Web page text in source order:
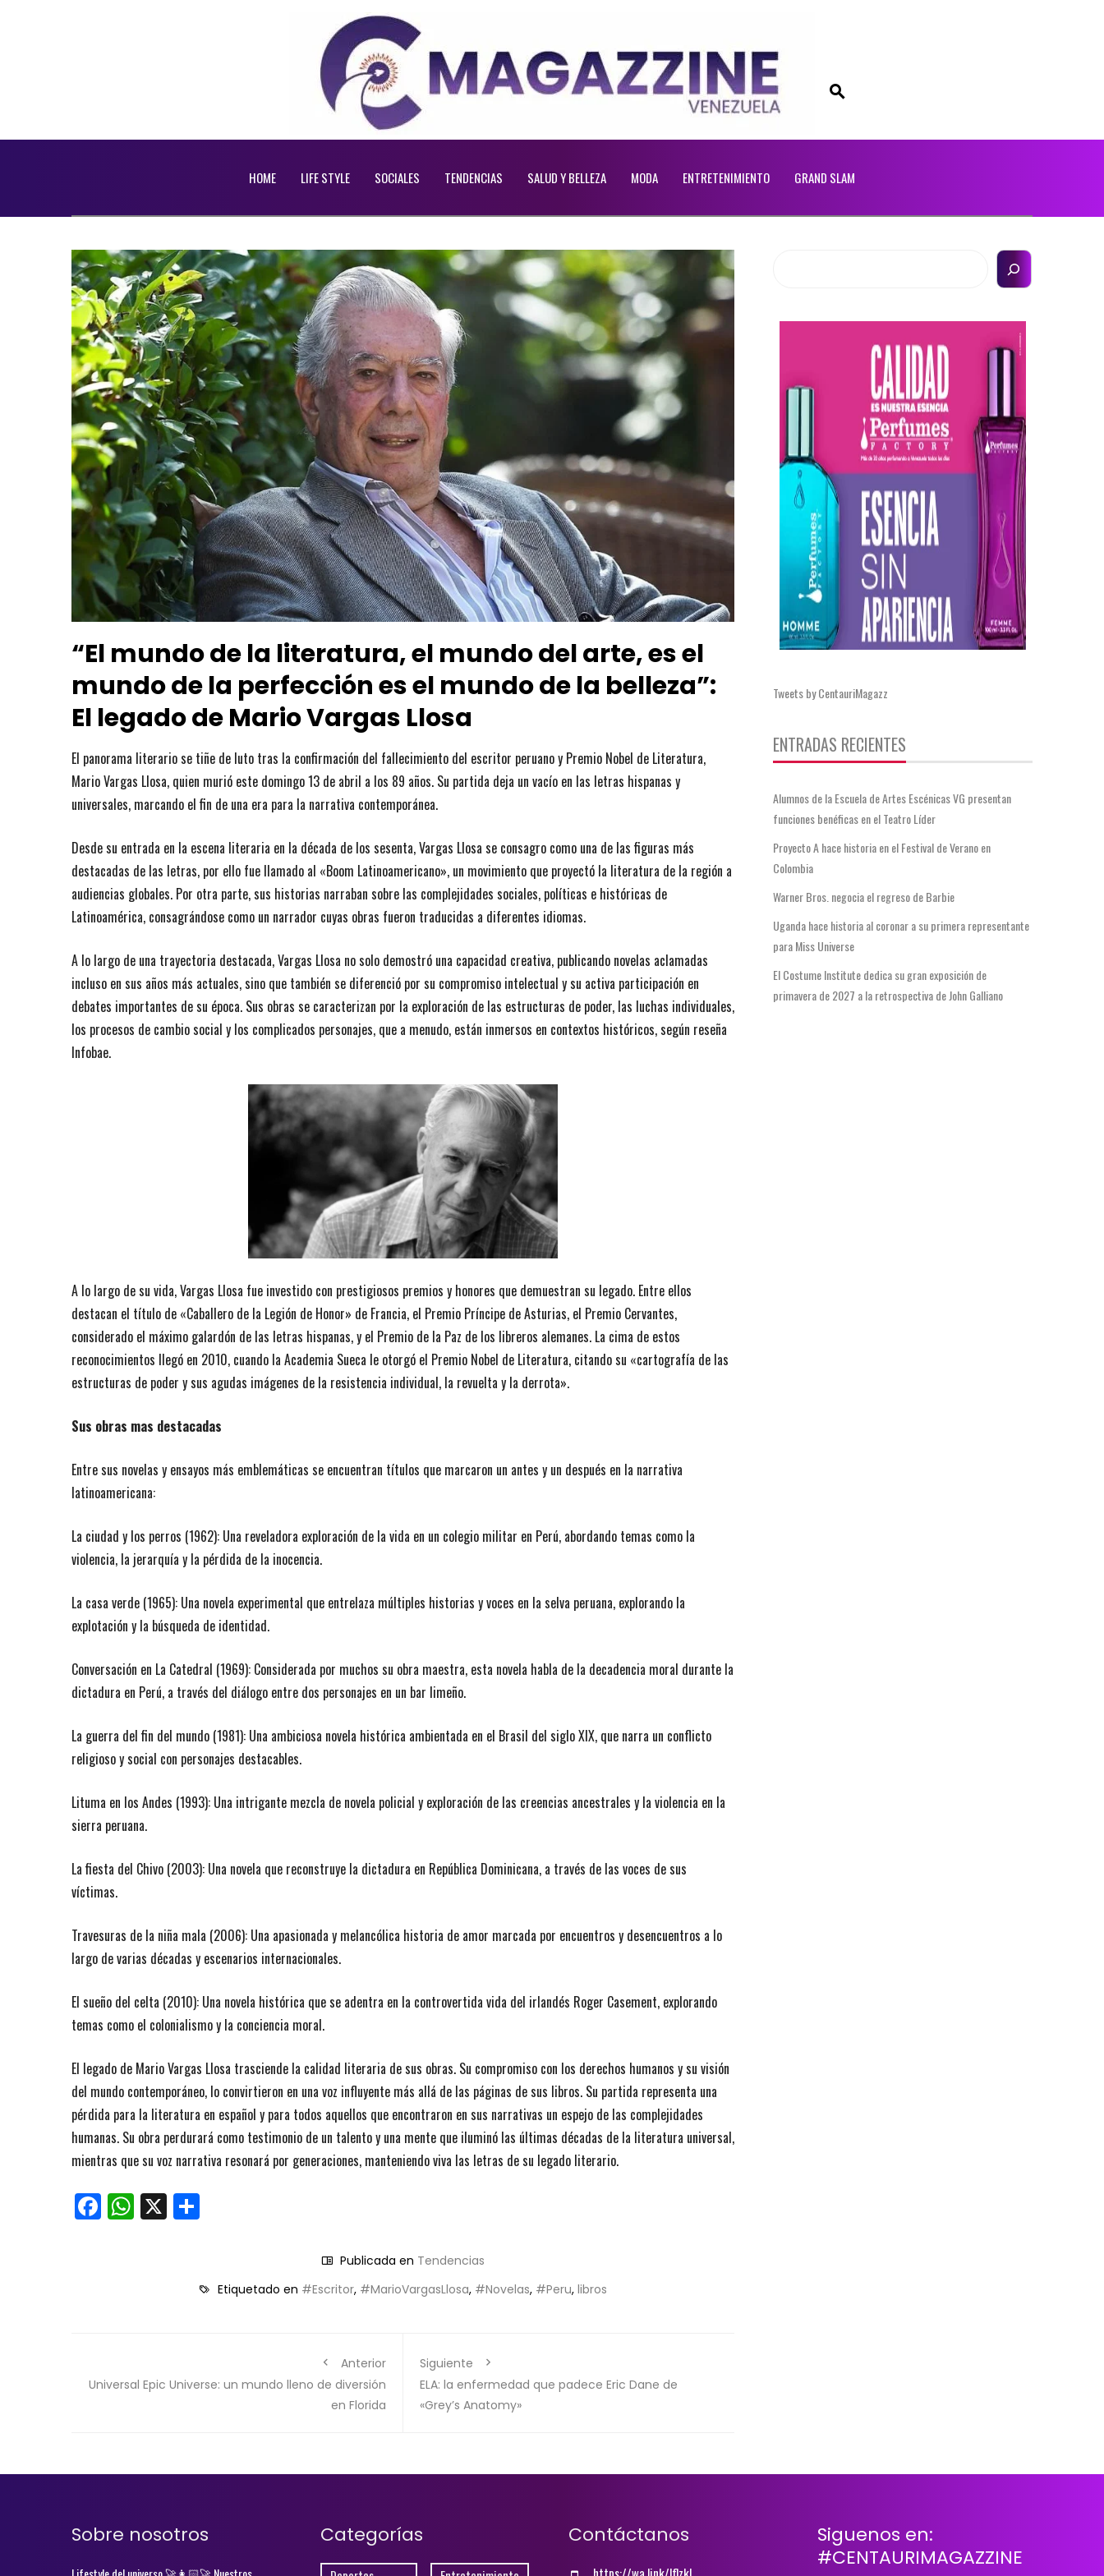
HOME LIFE STYLE SOCIALES TENDENCIAS SALUD Y BELLEZA MODA ENTRETENIMIENTO GRAND SLAM
“El mundo de la literatura, el mundo del arte, es el
mundo de la perfección es el mundo de la belleza”:
El legado de Mario Vargas Llosa
El panorama literario se tiñe de luto tras la confirmación del fallecimiento del escritor peruano y Premio Nobel de Literatura,
Mario Vargas Llosa, quien murió este domingo 13 de abril a los 89 años. Su partida deja un vacío en las letras hispanas y
universales, marcando el fin de una era para la narrativa contemporánea.
Desde su entrada en la escena literaria en la década de los sesenta, Vargas Llosa se consagro como una de las figuras más
destacadas de las letras, por ello fue llamado al «Boom Latinoamericano», un movimiento que proyectó la literatura de la región a
audiencias globales. Por otra parte, sus historias narraban sobre las complejidades sociales, políticas e históricas de
Latinoamérica, consagrándose como un narrador cuyas obras fueron traducidas a diferentes idiomas.
A lo largo de una trayectoria destacada, Vargas Llosa no solo demostró una capacidad creativa, publicando novelas aclamadas
incluso en sus años más actuales, sino que también se diferenció por su compromiso intelectual y su activa participación en
debates importantes de su época. Sus obras se caracterizan por la exploración de las estructuras de poder, las luchas individuales,
los procesos de cambio social y los complicados personajes, que a menudo, están inmersos en contextos históricos, según reseña
Infobae.
A lo largo de su vida, Vargas Llosa fue investido con prestigiosos premios y honores que demuestran su legado. Entre ellos
destacan el título de «Caballero de la Legión de Honor» de Francia, el Premio Príncipe de Asturias, el Premio Cervantes,
considerado el máximo galardón de las letras hispanas, y el Premio de la Paz de los libreros alemanes. La cima de estos
reconocimientos llegó en 2010, cuando la Academia Sueca le otorgó el Premio Nobel de Literatura, citando su «cartografía de las
estructuras de poder y sus agudas imágenes de la resistencia individual, la revuelta y la derrota».
Sus obras mas destacadas
Entre sus novelas y ensayos más emblemáticas se encuentran títulos que marcaron un antes y un después en la narrativa
latinoamericana:
La ciudad y los perros (1962): Una reveladora exploración de la vida en un colegio militar en Perú, abordando temas como la
violencia, la jerarquía y la pérdida de la inocencia.
La casa verde (1965): Una novela experimental que entrelaza múltiples historias y voces en la selva peruana, explorando la
explotación y la búsqueda de identidad.
Conversación en La Catedral (1969): Considerada por muchos su obra maestra, esta novela habla de la decadencia moral durante la
dictadura en Perú, a través del diálogo entre dos personajes en un bar limeño.
La guerra del fin del mundo (1981): Una ambiciosa novela histórica ambientada en el Brasil del siglo XIX, que narra un conflicto
religioso y social con personajes destacables.
Lituma en los Andes (1993): Una intrigante mezcla de novela policial y exploración de las creencias ancestrales y la violencia en la
sierra peruana.
La fiesta del Chivo (2003): Una novela que reconstruye la dictadura en República Dominicana, a través de las voces de sus
víctimas.
Travesuras de la niña mala (2006): Una apasionada y melancólica historia de amor marcada por encuentros y desencuentros a lo
largo de varias décadas y escenarios internacionales.
El sueño del celta (2010): Una novela histórica que se adentra en la controvertida vida del irlandés Roger Casement, explorando
temas como el colonialismo y la conciencia moral.
El legado de Mario Vargas Llosa trasciende la calidad literaria de sus obras. Su compromiso con los derechos humanos y su visión
del mundo contemporáneo, lo convirtieron en una voz influyente más allá de las páginas de sus libros. Su partida representa una
pérdida para la literatura en español y para todos aquellos que encontraron en sus narrativas un espejo de las complejidades
humanas. Su obra perdurará como testimonio de un talento y una mente que iluminó las últimas décadas de la literatura universal,
mientras que su voz narrativa resonará por generaciones, manteniendo viva las letras de su legado literario.
Facebook
WhatsApp
X
Publicada en Tendencias
Etiquetado en #Escritor, #MarioVargasLlosa, #Novelas, #Peru,libros
Anterior
Universal Epic Universe: un mundo lleno de diversión
en Florida
Siguiente
ELA: la enfermedad que padece Eric Dane de
«Grey’s Anatomy»
Tweets by CentauriMagazz
ENTRADAS RECIENTES
Alumnos de la Escuela de Artes Escénicas VG presentan
funciones benéficas en el Teatro Líder
Proyecto A hace historia en el Festival de Verano en
Colombia
Warner Bros. negocia el regreso de Barbie
Uganda hace historia al coronar a su primera representante
para Miss Universe
El Costume Institute dedica su gran exposición de
primavera de 2027 a la retrospectiva de John Galliano
Sobre nosotros Categorías Contáctanos
Siguenos en:
#CENTAURIMAGAZZINE